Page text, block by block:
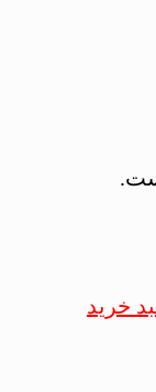
خرید